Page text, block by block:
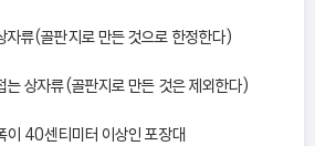
류(골판지로 만든 것으로 한정한다)
상자류(골판지로 만든 것은 제외한다)
40센티미터 이상인 포장대